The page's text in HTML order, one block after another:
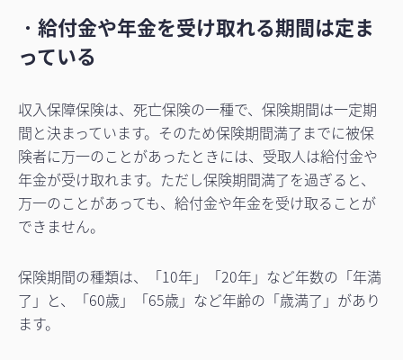
・ 給付金や年金を受け取れる期間は定ま
っている
収入保障保険は、死亡保険の一種で、保険期間は一定期
間と決まっています。そのため保険期間満了までに被保
険者に万一のことがあったときには、受取人は給付金や
年金が受け取れます。ただし保険期間満了を過ぎると、
万一のことがあっても、給付金や年金を受け取ることが
できません。
保険期間の種類は、「10年」「20年」など年数の「年満
了」と、「60歳」「65歳」など年齢の「歳満了」があり
ます。